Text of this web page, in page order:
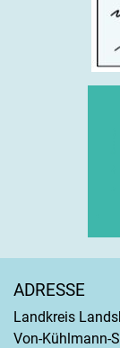
ADRESSE
Landkreis
Von-Kühlmann-